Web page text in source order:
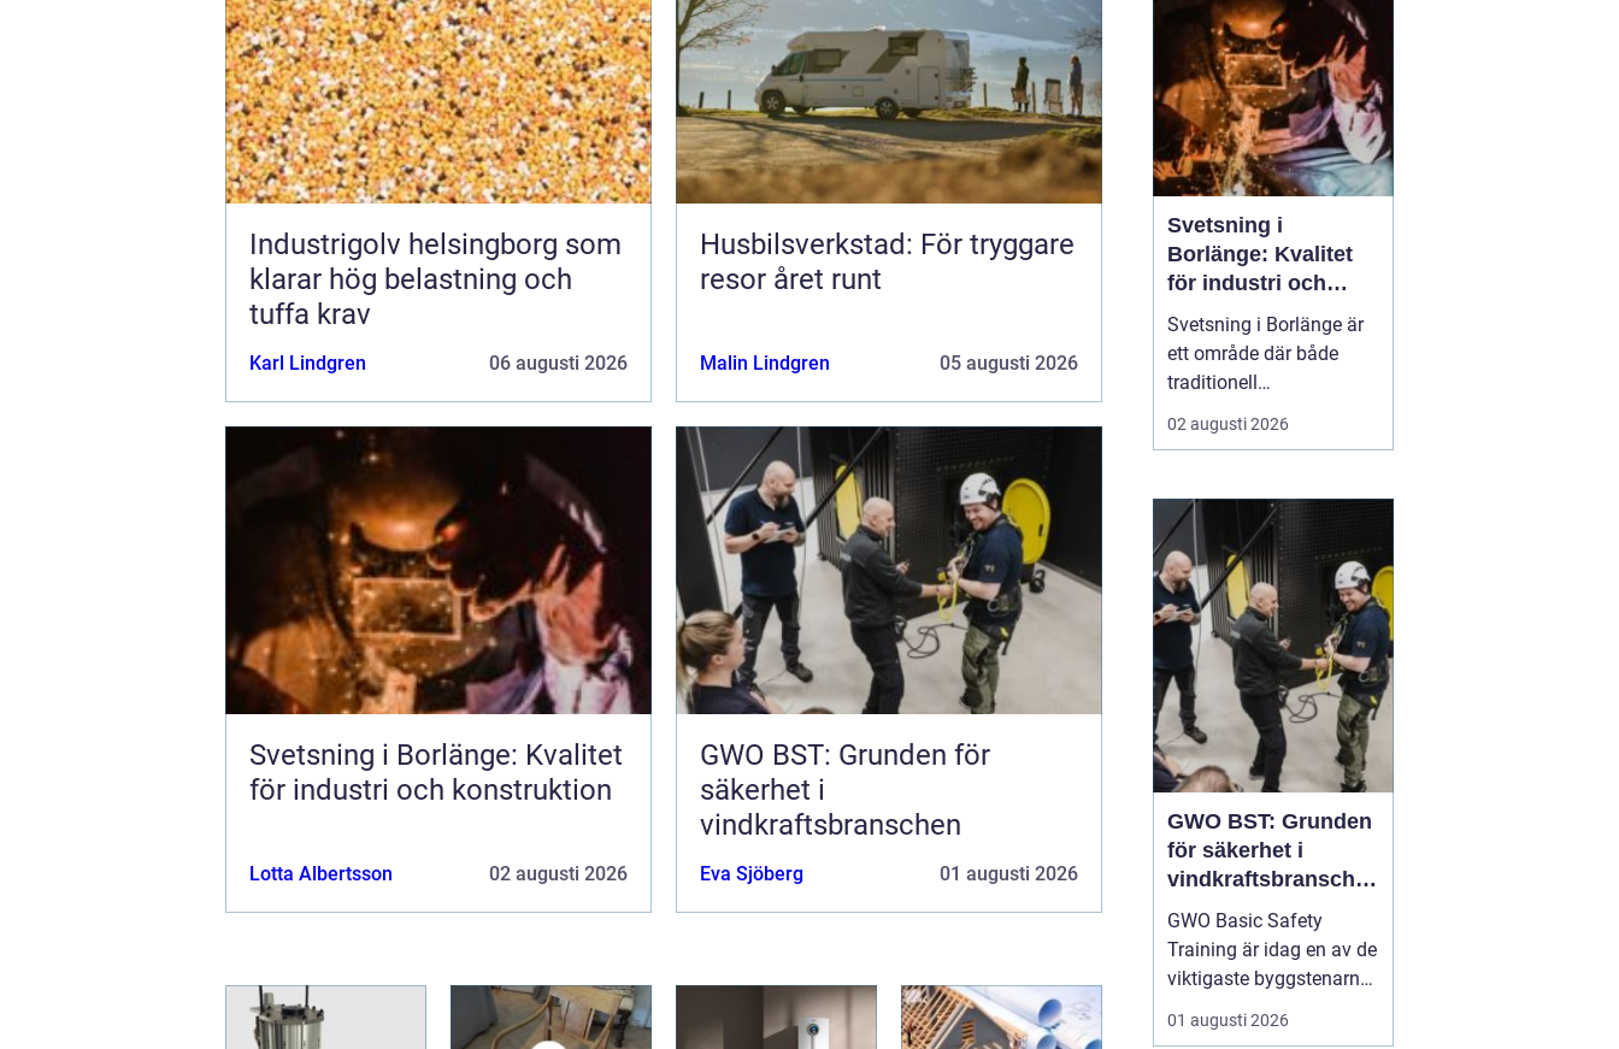
Industrigolv helsingborg som
klarar hög belastning och
tuffa krav
Karl Lindgren 06 augusti 2026
Husbilsverkstad: För tryggare
resor året runt
Malin Lindgren 05 augusti 2026
Svetsning i Borlänge: Kvalitet
för industri och konstruktion
Lotta Albertsson 02 augusti 2026
GWO BST: Grunden för
säkerhet i
vindkraftsbranschen
Eva Sjöberg 01 augusti 2026
Svetsning i
Borlänge: Kvalitet
för industri och
konstruktion
Svetsning i Borlänge är
ett område där både
traditionell
verkstadsindustri och
moderna
möts. I takt med att
kraven på hållbara
lösningar och hög
produktionssäkerhet ö...
02 augusti 2026
GWO BST: Grunden
för säkerhet i
vindkraftsbransche
n
GWO Basic Safety
Training är idag en av de
viktigaste byggstenarna
för alla som vill arbeta
professionellt inom
01 augusti 2026